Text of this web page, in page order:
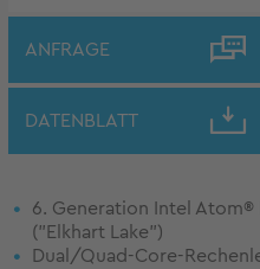
ANFRAGE
DATENBLATT
6. Generation Intel
("Elkhart Lake")
Dual/Quad-Core-